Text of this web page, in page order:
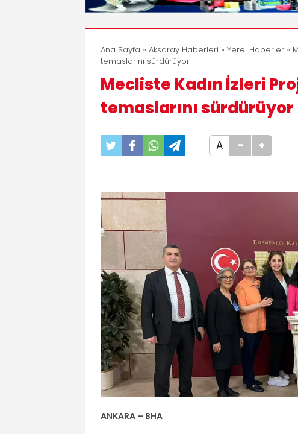
Ana Sayfa » Aksaray Haberleri » Yerel Haberler »
temaslarını sürdürüyor
Mecliste Kadın İzleri
temaslarını sürdürüyor
A - +
ANKARA – BHA